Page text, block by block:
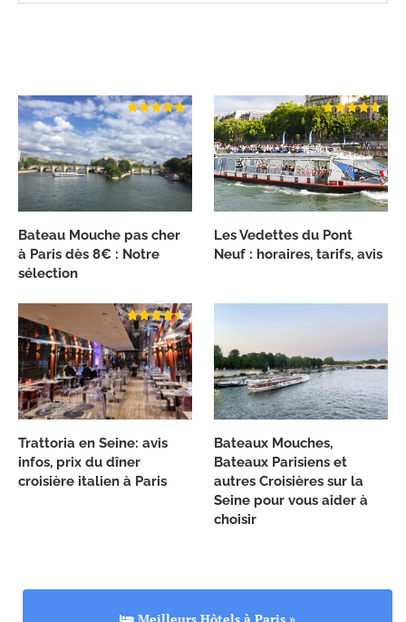
Bateau Mouche pas cher
à Paris dès 8€ : Notre
sélection
Les Vedettes du Pont
Neuf : horaires, tarifs, avis
Trattoria en Seine: avis
infos, prix du dîner
croisière italien à Paris
Bateaux Mouches,
Bateaux Parisiens et
autres Croisières sur la
Seine pour vous aider à
choisir